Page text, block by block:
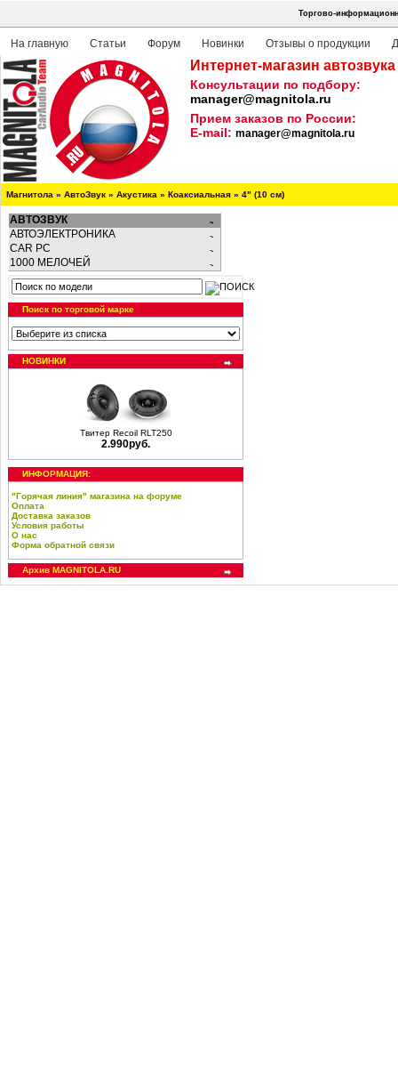
Торгово-
На главную Статьи Форум Новинки Отзывы о продукции
Интернет-магазин
Консультации по подбору:
manager@magnitola.ru
Прием заказов по России:
E-mail: manager@magnitola.ru
Магнитола » АвтоЗвук » Акустика » Коаксиальная » 4" (10 см)
АВТОЗВУК
АВТОЭЛЕКТРОНИКА
CAR PC
1000 МЕЛОЧЕЙ
Поиск по торговой марке
НОВИНКИ
Твитер Recoil RLT250
2.990руб.
ИНФОРМАЦИЯ:
"Горячая линия" магазина на форуме
Оплата
Доставка заказов
Условия работы
О нас
Форма обратной связи
Архив MAGNITOLA.RU